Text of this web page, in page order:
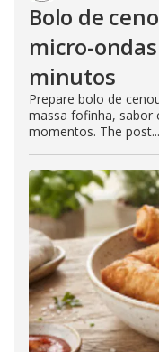
Bolo de
micro-
minutos
Prepare bolo de
massa fofinha, sabor
momentos. The post...